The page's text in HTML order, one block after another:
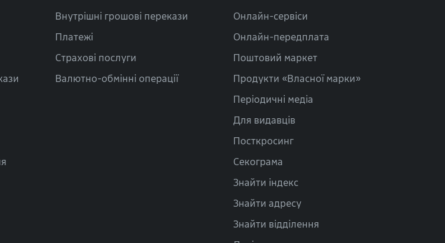
Внутрішні грошові перекази
Платежі
Страхові послуги
Валютно-обмінні операції
Онлайн-сервіси
Онлайн-передплата
Поштовий маркет
Продукти «Власної марки»
Періодичні медіа
Для видавців
Посткросинг
Секограма
Знайти індекс
Знайти адресу
Знайти відділення